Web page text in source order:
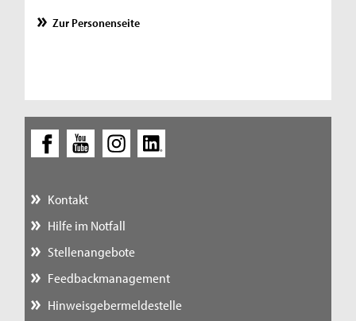
Zur Personenseite
Kontakt
Hilfe im Notfall
Stellenangebote
Feedbackmanagement
Hinweisgebermeldestelle